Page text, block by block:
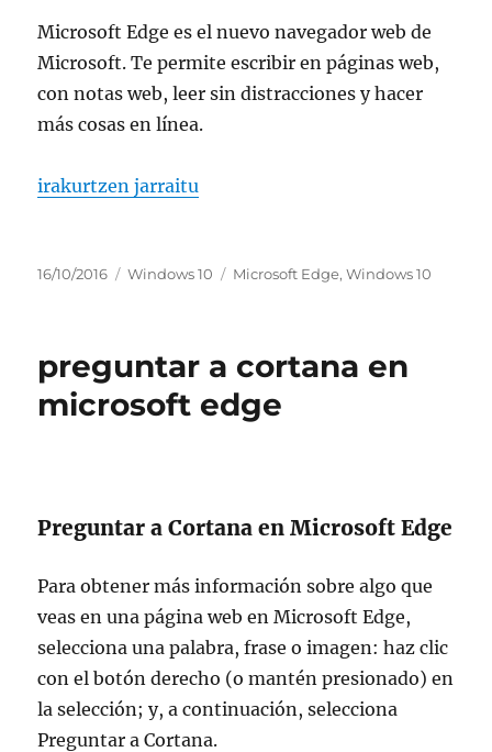
Microsoft Edge es el nuevo navegador web de
Microsoft. Te permite escribir en páginas web,
con notas web, leer sin distracciones y hacer
más cosas en línea.
“qué es microsoft edge”
irakurtzen jarraitu
Argitaratze-
16/10/2016 Kategoriak
Windows 10 Etiketak
Microsoft Edge,Windows 10
preguntar a cortana en
microsoft edge
Preguntar a Cortana en Microsoft Edge
Para obtener más información sobre algo que
veas en una página web en Microsoft Edge,
selecciona una palabra, frase o imagen: haz clic
con el botón derecho (o mantén presionado) en
la selección; y, a continuación, selecciona
Preguntar a Cortana.